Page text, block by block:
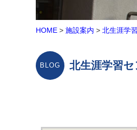
HOME > 施設案内 > 北生涯学
北生涯学習